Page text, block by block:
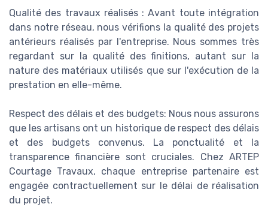
Qualité des travaux réalisés : Avant toute intégration
dans notre réseau, nous vérifions la qualité des projets
antérieurs réalisés par l'entreprise. Nous sommes très
regardant sur la qualité des finitions, autant sur la
nature des matériaux utilisés que sur l'exécution de la
prestation en elle-même.
Respect des délais et des budgets: Nous nous assurons
que les artisans ont un historique de respect des délais
et des budgets convenus. La ponctualité et la
transparence financière sont cruciales. Chez ARTEP
Courtage Travaux, chaque entreprise partenaire est
engagée contractuellement sur le délai de réalisation
du projet.